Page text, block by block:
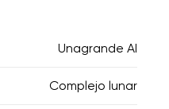
Unagrande AI
Complejo lunar